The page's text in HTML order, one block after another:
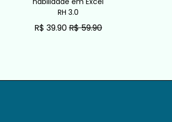
RH 3.0
R$ 39.90R$ 59.90